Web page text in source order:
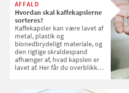
AFFALD
Hvordan skal kaffekapslerne
sorteres?
Kaffekapsler kan være lavet af
metal, plastik og
bionedbrydeligt materiale, og
den rigtige skraldespand
afhænger af, hvad kapslen er
lavet af. Her får du overblikket